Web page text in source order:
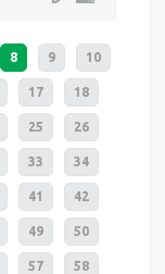
8 9 10
17 18
25 26
33 34
41 42
49 50
57 58